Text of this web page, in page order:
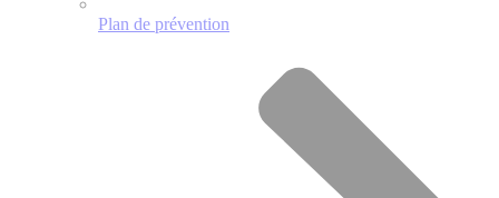
Plan de prévention